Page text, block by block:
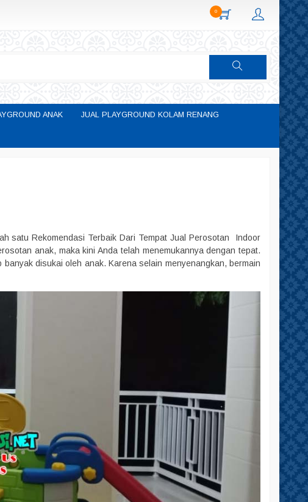
0
ANAK JUAL PLAYGROUND KOLAM RENANG
satu Rekomendasi Terbaik Dari Tempat Jual Perosotan Indoor
anak, maka kini Anda telah menemukannya dengan tepat.
disukai oleh anak. Karena selain menyenangkan, bermain